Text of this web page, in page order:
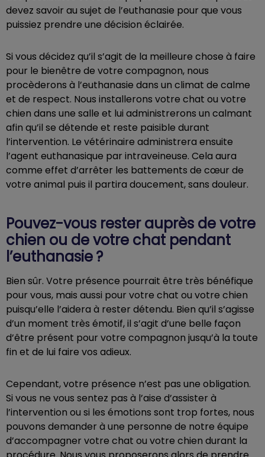
devez savoir au sujet de l’euthanasie pour que vous
puissiez prendre une décision éclairée.
Si vous décidez qu’il s’agit de la meilleure chose à faire
pour le bienêtre de votre compagnon, nous
procèderons à l’euthanasie dans un climat de calme
et de respect. Nous installerons votre chat ou votre
chien dans une salle et lui administrerons un calmant
afin qu’il se détende et reste paisible durant
l’intervention. Le vétérinaire administrera ensuite
l’agent euthanasique par intraveineuse. Cela aura
comme effet d’arrêter les battements de cœur de
votre animal puis il partira doucement, sans douleur.
Pouvez-vous rester auprès de votre
chien ou de votre chat pendant
l’euthanasie ?
Bien sûr. Votre présence pourrait être très bénéfique
pour vous, mais aussi pour votre chat ou votre chien
puisqu’elle l’aidera à rester détendu. Bien qu’il s’agisse
d’un moment très émotif, il s’agit d’une belle façon
d’être présent pour votre compagnon jusqu’à la toute
fin et de lui faire vos adieux.
Cependant, votre présence n’est pas une obligation.
Si vous ne vous sentez pas à l’aise d’assister à
l’intervention ou si les émotions sont trop fortes, nous
pouvons demander à une personne de notre équipe
d’accompagner votre chat ou votre chien durant la